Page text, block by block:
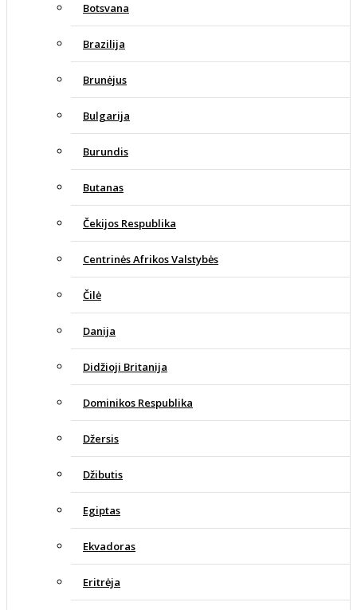
Botsvana
Brazilija
Brunėjus
Bulgarija
Burundis
Butanas
Čekijos Respublika
Centrinės Afrikos Valstybės
Čilė
Danija
Didžioji Britanija
Dominikos Respublika
Džersis
Džibutis
Egiptas
Ekvadoras
Eritrėja